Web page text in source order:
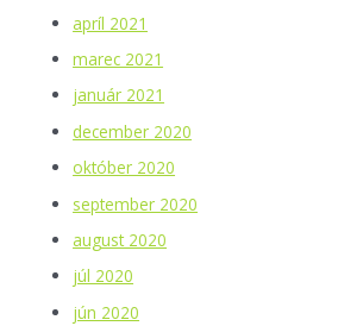
apríl 2021
marec 2021
január 2021
december 2020
október 2020
september 2020
august 2020
júl 2020
jún 2020